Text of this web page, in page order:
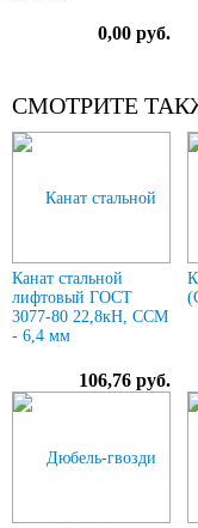
0,00 руб.
СМОТРИТЕ
Канат стальной
лифтовый ГОСТ
3077-80 22,8кН, ССМ
- 6,4 мм
106,76 руб.